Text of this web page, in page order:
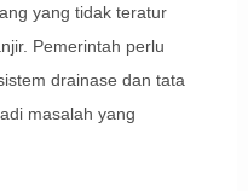
yang tidak teratur
Pemerintah perlu
drainase dan tata
masalah yang